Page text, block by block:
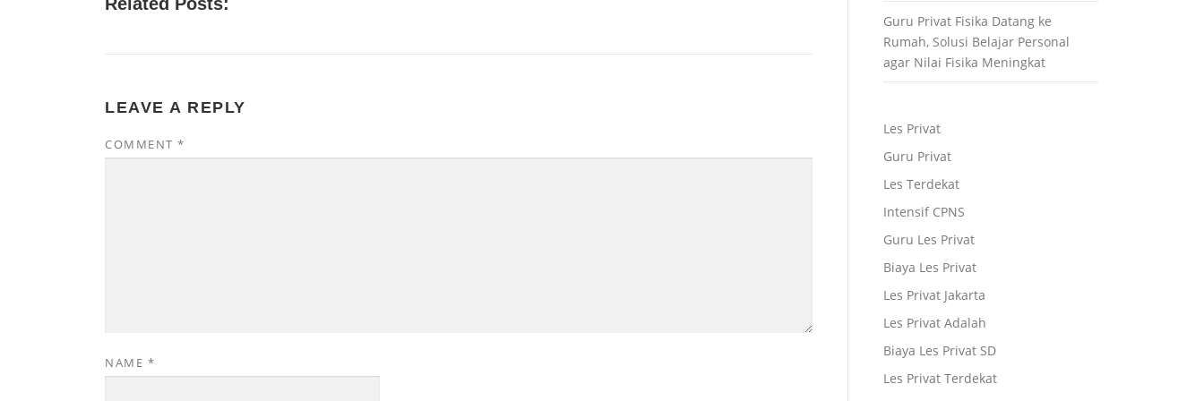
LEAVE A REPLY
COMMENT *
NAME *
Guru Privat Fisika Datang ke
Rumah, Solusi Belajar Personal
agar Nilai Fisika Meningkat
Les Privat
Guru Privat
Les Terdekat
Intensif CPNS
Guru Les Privat
Biaya Les Privat
Les Privat Jakarta
Les Privat Adalah
Biaya Les Privat SD
Les Privat Terdekat